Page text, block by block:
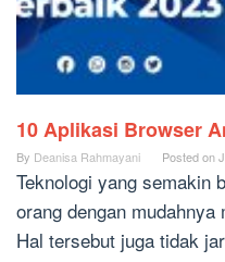
10 Aplikasi Browser
By Deanisa Rahmayani Posted on
Teknologi yang semakin
orang dengan
Hal tersebut juga tidak